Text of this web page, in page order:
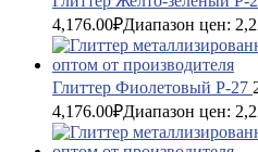
4,176.00₽Диапазон цен:
Глиттер Фиолетовый P-27
4,176.00₽Диапазон цен: